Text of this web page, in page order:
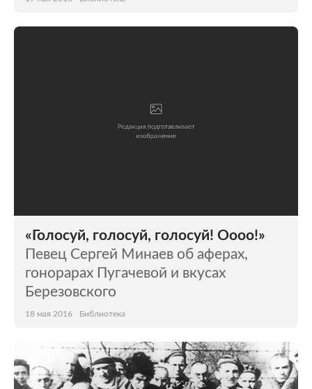
«Голосуй, голосуй, голосуй! Оооо!»
Певец Сергей Минаев об аферах,
гонорарах Пугачевой и вкусах
Березовского
18 мая 2016 Библиотека